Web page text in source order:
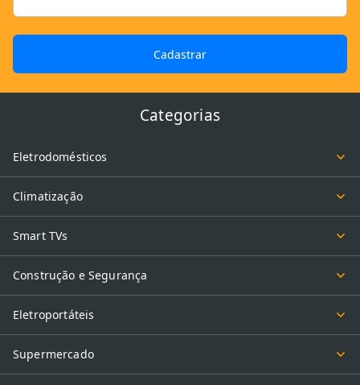
Cadastrar
Categorias
Eletrodomésticos
Climatização
Smart TVs
Construção e Segurança
Eletroportáteis
Supermercado